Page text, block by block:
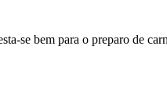
se bem para o preparo de